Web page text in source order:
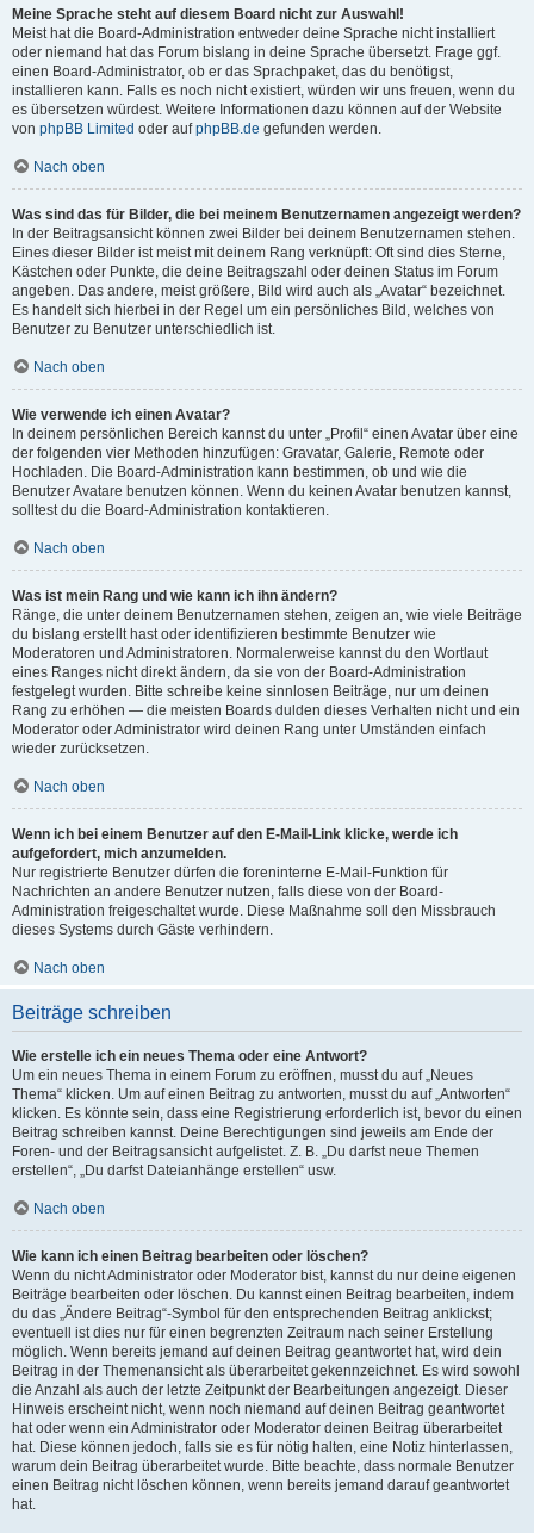
Meine Sprache steht auf diesem Board nicht zur Auswahl!
Meist hat die Board-Administration entweder deine Sprache nicht installiert
oder niemand hat das Forum bislang in deine Sprache übersetzt. Frage ggf.
einen Board-Administrator, ob er das Sprachpaket, das du benötigst,
installieren kann. Falls es noch nicht existiert, würden wir uns freuen, wenn du
es übersetzen würdest. Weitere Informationen dazu können auf der Website
von phpBB Limited oder aufphpBB.de gefunden werden.
Nach oben
Was sind das für Bilder, die bei meinem Benutzernamen angezeigt werden?
In der Beitragsansicht können zwei Bilder bei deinem Benutzernamen stehen.
Eines dieser Bilder ist meist mit deinem Rang verknüpft: Oft sind dies Sterne,
Kästchen oder Punkte, die deine Beitragszahl oder deinen Status im Forum
angeben. Das andere, meist größere, Bild wird auch als „Avatar“ bezeichnet.
Es handelt sich hierbei in der Regel um ein persönliches Bild, welches von
Benutzer zu Benutzer unterschiedlich ist.
Nach oben
Wie verwende ich einen Avatar?
In deinem persönlichen Bereich kannst du unter „Profil“ einen Avatar über eine
der folgenden vier Methoden hinzufügen: Gravatar, Galerie, Remote oder
Hochladen. Die Board-Administration kann bestimmen, ob und wie die
Benutzer Avatare benutzen können. Wenn du keinen Avatar benutzen kannst,
solltest du die Board-Administration kontaktieren.
Nach oben
Was ist mein Rang und wie kann ich ihn ändern?
Ränge, die unter deinem Benutzernamen stehen, zeigen an, wie viele Beiträge
du bislang erstellt hast oder identifizieren bestimmte Benutzer wie
Moderatoren und Administratoren. Normalerweise kannst du den Wortlaut
eines Ranges nicht direkt ändern, da sie von der Board-Administration
festgelegt wurden. Bitte schreibe keine sinnlosen Beiträge, nur um deinen
Rang zu erhöhen — die meisten Boards dulden dieses Verhalten nicht und ein
Moderator oder Administrator wird deinen Rang unter Umständen einfach
wieder zurücksetzen.
Nach oben
Wenn ich bei einem Benutzer auf den E-Mail-Link klicke, werde ich
aufgefordert, mich anzumelden.
Nur registrierte Benutzer dürfen die foreninterne E-Mail-Funktion für
Nachrichten an andere Benutzer nutzen, falls diese von der Board-
Administration freigeschaltet wurde. Diese Maßnahme soll den Missbrauch
dieses Systems durch Gäste verhindern.
Nach oben
Beiträge schreiben
Wie erstelle ich ein neues Thema oder eine Antwort?
Um ein neues Thema in einem Forum zu eröffnen, musst du auf „Neues
Thema“ klicken. Um auf einen Beitrag zu antworten, musst du auf „Antworten“
klicken. Es könnte sein, dass eine Registrierung erforderlich ist, bevor du einen
Beitrag schreiben kannst. Deine Berechtigungen sind jeweils am Ende der
Foren- und der Beitragsansicht aufgelistet. Z. B. „Du darfst neue Themen
erstellen“, „Du darfst Dateianhänge erstellen“ usw.
Nach oben
Wie kann ich einen Beitrag bearbeiten oder löschen?
Wenn du nicht Administrator oder Moderator bist, kannst du nur deine eigenen
Beiträge bearbeiten oder löschen. Du kannst einen Beitrag bearbeiten, indem
du das „Ändere Beitrag“-Symbol für den entsprechenden Beitrag anklickst;
eventuell ist dies nur für einen begrenzten Zeitraum nach seiner Erstellung
möglich. Wenn bereits jemand auf deinen Beitrag geantwortet hat, wird dein
Beitrag in der Themenansicht als überarbeitet gekennzeichnet. Es wird sowohl
die Anzahl als auch der letzte Zeitpunkt der Bearbeitungen angezeigt. Dieser
Hinweis erscheint nicht, wenn noch niemand auf deinen Beitrag geantwortet
hat oder wenn ein Administrator oder Moderator deinen Beitrag überarbeitet
hat. Diese können jedoch, falls sie es für nötig halten, eine Notiz hinterlassen,
warum dein Beitrag überarbeitet wurde. Bitte beachte, dass normale Benutzer
einen Beitrag nicht löschen können, wenn bereits jemand darauf geantwortet
hat.